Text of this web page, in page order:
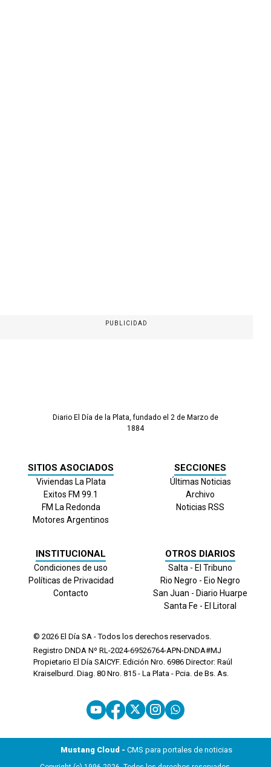
PUBLICIDAD
Diario El Día de la Plata, fundado el 2 de Marzo de
1884
SITIOS ASOCIADOS
Viviendas La Plata
Exitos FM 99.1
FM La Redonda
Motores Argentinos
SECCIONES
Últimas Noticias
Archivo
Noticias RSS
INSTITUCIONAL
Condiciones de uso
Políticas de Privacidad
Contacto
OTROS DIARIOS
Salta - El Tribuno
Rio Negro - Eio Negro
San Juan - Diario Huarpe
Santa Fe - El Litoral
© 2026 El Día SA - Todos los derechos reservados.
Registro DNDA Nº RL-2024-69526764-APN-DNDA#MJ
Propietario El Día SAICYF. Edición Nro. 6986 Director: Raúl
Kraiselburd. Diag. 80 Nro. 815 - La Plata - Pcia. de Bs. As.
Mustang Cloud - CMS para portales de noticias